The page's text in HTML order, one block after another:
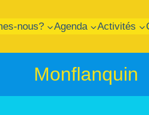
nous? Agenda Activités
Monflanquin